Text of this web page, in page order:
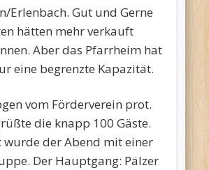
Erlenbach. Gut und Gerne
hätten mehr verkauft
Aber das Pfarrheim hat
eine begrenzte Kapazität.
vom Förderverein prot.
die knapp 100 Gäste.
wurde der Abend mit einer
Der Hauptgang: Pälzer